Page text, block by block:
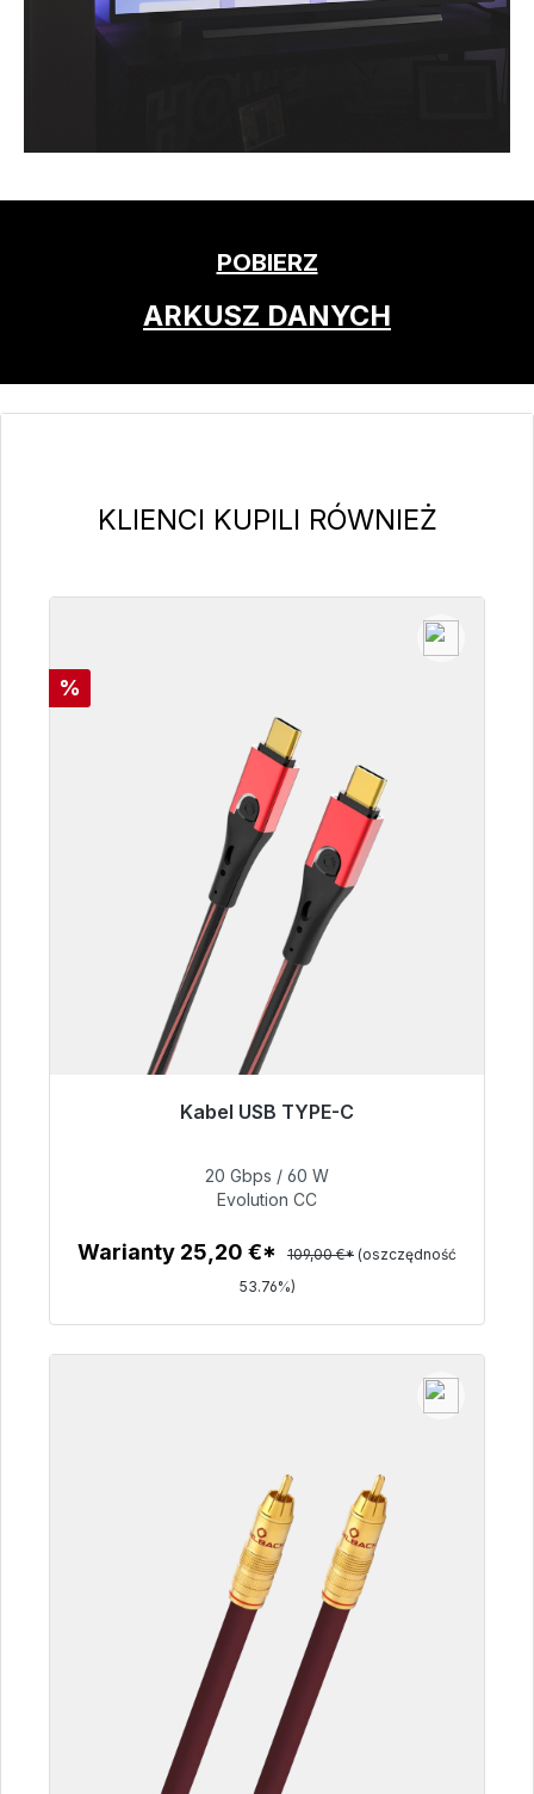
POBIERZ
ARKUSZ DANYCH
Pomiń galerię produktów
KLIENCI KUPILI RÓWNIEŻ
Rabat
%
Kabel USB TYPE-C
dostawy 48h*
Szczegóły
20 Gbps / 60 W
Evolution CC
Warianty 25,20 €* 109,00 €* (oszczędność
53.76%)